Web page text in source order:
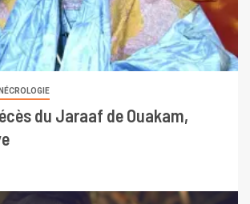
NÉCROLOGIE
du Jaraaf de Ouakam,